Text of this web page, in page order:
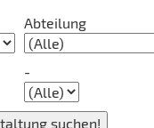
Abteilung
-